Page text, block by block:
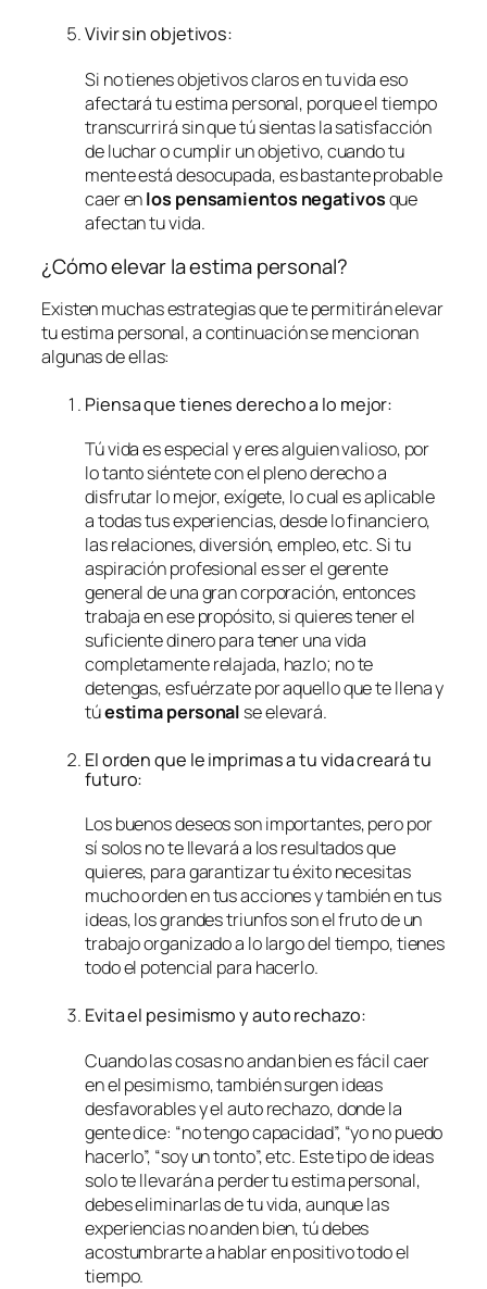
Vivir sin objetivos:
Si no tienes objetivos claros en tu vida eso
afectará tu estima personal, porque el tiempo
transcurrirá sin que tú sientas la satisfacción
de luchar o cumplir un objetivo, cuando tu
mente está desocupada, es bastante probable
caer enlos pensamientos negativosque
afectan tu vida.
¿Cómo elevar la estima personal?
Existen muchas estrategias que te permitirán elevar
tu estima personal, a continuación se mencionan
algunas de ellas:
Piensa que tienes derecho a lo mejor:
Tú vida es especial y eres alguien valioso, por
lo tanto siéntete con el pleno derecho a
disfrutar lo mejor, exígete, lo cual es aplicable
a todas tus experiencias, desde lo financiero,
las relaciones, diversión, empleo, etc. Si tu
aspiración profesional es ser el gerente
general de una gran corporación, entonces
trabaja en ese propósito, si quieres tener el
suficiente dinero para tener una vida
completamente relajada, hazlo; no te
detengas, esfuérzate por aquello que te llena y
túestima personal se elevará.
El orden que le imprimas a tu vida creará tu
futuro:
Los buenos deseos son importantes, pero por
sí solos no te llevará a los resultados que
quieres, para garantizar tu éxito necesitas
mucho orden en tus acciones y también en tus
ideas, los grandes triunfos son el fruto de un
trabajo organizado a lo largo del tiempo, tienes
todo el potencial para hacerlo.
Evita el pesimismo y auto rechazo:
Cuando las cosas no andan bien es fácil caer
en el pesimismo, también surgen ideas
desfavorables y el auto rechazo, donde la
gente dice: “no tengo capacidad”, “yo no puedo
hacerlo”, “soy un tonto”, etc. Este tipo de ideas
solo te llevarán a perder tu estima personal,
debes eliminarlas de tu vida, aunque las
experiencias no anden bien, tú debes
acostumbrarte a hablar en positivo todo el
tiempo.